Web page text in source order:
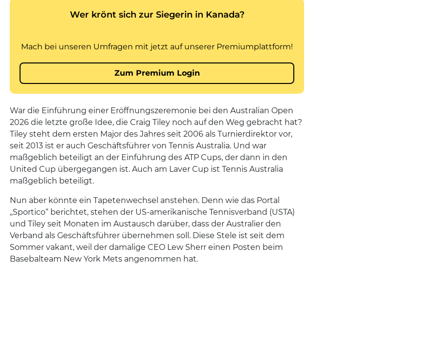
War die Einführung einer Eröffnungszeremonie bei den Australian Open
2026 die letzte große Idee, die Craig Tiley noch auf den Weg gebracht hat?
Tiley steht dem ersten Major des Jahres seit 2006 als Turnierdirektor vor,
seit 2013 ist er auch Geschäftsführer von Tennis Australia. Und war
maßgeblich beteiligt an der Einführung des ATP Cups, der dann in den
United Cup übergegangen ist. Auch am Laver Cup ist Tennis Australia
maßgeblich beteiligt.
Nun aber könnte ein Tapetenwechsel anstehen. Denn wie das Portal
„Sportico“ berichtet, stehen der US-amerikanische Tennisverband (USTA)
und Tiley seit Monaten im Austausch darüber, dass der Australier den
Verband als Geschäftsführer übernehmen soll. Diese Stele ist seit dem
Sommer vakant, weil der damalige CEO Lew Sherr einen Posten beim
Basebalteam New York Mets angenommen hat.